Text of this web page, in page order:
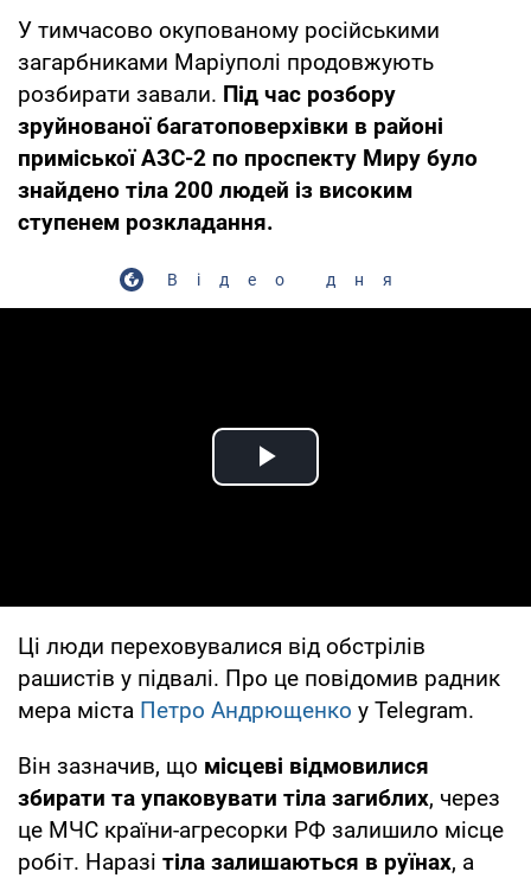
У тимчасово окупованому російськими
загарбниками Маріуполі продовжують
розбирати завали. Під час розбору
зруйнованої багатоповерхівки в районі
приміської АЗС-2 по проспекту Миру було
знайдено тіла 200 людей із високим
ступенем розкладання.
Відео дня
Play Video
Ці люди переховувалися від обстрілів
рашистів у підвалі. Про це повідомив радник
мера міста Петро Андрющенко у Telegram.
Він зазначив, що місцеві відмовилися
збирати та упаковувати тіла загиблих, через
це МЧС країни-агресорки РФ залишило місце
робіт. Наразі тіла залишаються в руїнах, а